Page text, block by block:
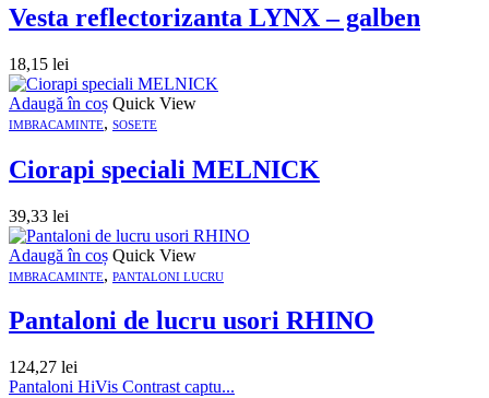
Vesta reflectorizanta LYNX – galben
18,15 lei
Adaugă în coș Quick View
IMBRACAMINTE, SOSETE
Ciorapi speciali MELNICK
39,33 lei
Adaugă în coș Quick View
IMBRACAMINTE, PANTALONI LUCRU
Pantaloni de lucru usori RHINO
124,27 lei
Pantaloni HiVis Contrast captu...